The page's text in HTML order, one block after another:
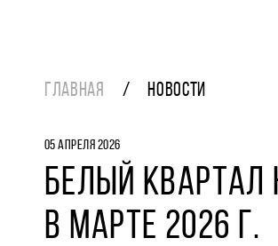
ГЛАВНАЯ НОВОСТИ
05 АПРЕЛЯ 2026
БЕЛЫЙ КВАРТАЛ
В МАРТЕ 2026 Г.